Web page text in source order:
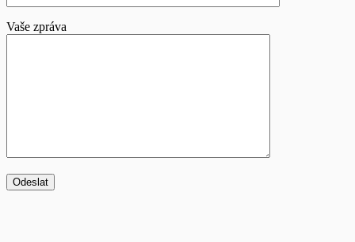
Vaše zpráva